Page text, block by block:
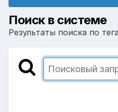
Поиск в системе
Результаты поиска по